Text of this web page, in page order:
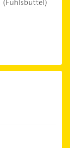
(Fuhlsbüttel)